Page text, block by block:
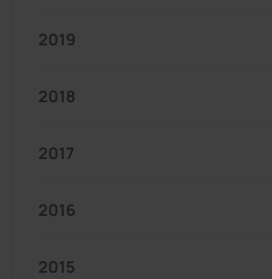
2019
2018
2017
2016
2015